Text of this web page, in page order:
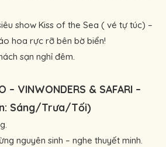
show Kiss of the Sea ( vé tự túc) –
hoa rực rỡ bên bờ biển!
sạn nghỉ đêm.
– VINWONDERS & SAFARI –
Sáng/Trưa/Tối)
nguyên sinh – nghe thuyết minh.